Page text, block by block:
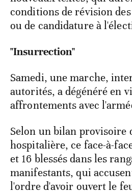
conditions de révision
ou de candidature à
"Insurrection"
Samedi, une marche,
autorités, a dégénéré en
affrontements avec
Selon un bilan provisoire
hospitalière, ce face-à-
et 16 blessés dans les
manifestants, qui
l'ordre d'avoir ouvert le